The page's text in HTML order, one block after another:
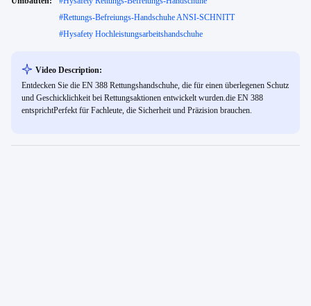
#Rettungs-Befreiungs-Handschuhe ANSI-SCHNITT
#Hysafety Hochleistungsarbeitshandschuhe
Video Description:
Entdecken Sie die EN 388 Rettungshandschuhe, die für einen überlegenen Schutz
und Geschicklichkeit bei Rettungsaktionen entwickelt wurden.die EN 388
entsprichtPerfekt für Fachleute, die Sicherheit und Präzision brauchen.